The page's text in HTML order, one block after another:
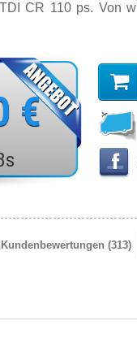
CR 110 ps. Von
€
s
Kundenbewertungen (313)